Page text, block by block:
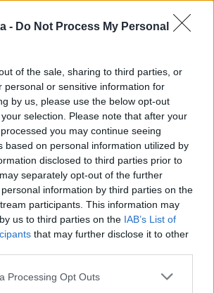
- Do Not Process My Personal
of the sale, sharing to third parties, or
personal or sensitive information for
by us, please use the below opt-out
selection. Please note that after your
you may continue seeing
based on personal information utilized by
disclosed to third parties prior to
separately opt-out of the further
information by third parties on the
participants. This information may
us to third parties on the IAB’s List of
that may further disclose it to other
Processing Opt Outs
noi siamo convinti
24 ore al giorno per
una squadra di
. IlVestutiè uno stadio che
che è proprio nel cuore
primo obiettivo è quello
però strizziamo
al Vestuti perchè nel
di fare un bel pò di
di rendereSalerno la città